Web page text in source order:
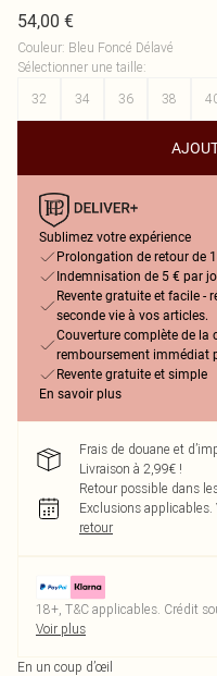
54,00 €
Couleur: Bleu Foncé Délavé
Sélectionner une taille:
32
34 36 38
Sublimez votre expérience
Prolongation de retour de
Indemnisation de 5 € par
Revente gratuite et facile -
seconde vie à vos articles.
Couverture complète de la
remboursement immédiat
Revente gratuite et simple
En savoir plus
Frais de douane et
Livraison à 2,99€ !
Retour possible dans
Exclusions applicables.
retour
18+, T&C applicables. Crédit
Voir plus
En un coup d’œil